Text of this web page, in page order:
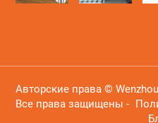
Авторские права ©
Все права защищены -